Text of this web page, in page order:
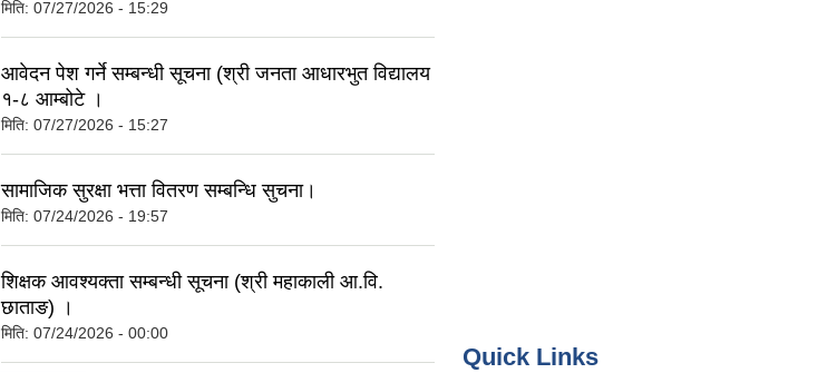
मिति: 07/27/2026 - 15:29
आवेदन पेश गर्ने सम्बन्धी सूचना (श्री जनता आधारभुत विद्यालय
१-८ आम्बोटे ।
मिति: 07/27/2026 - 15:27
सामाजिक सुरक्षा भत्ता वितरण सम्बन्धि सुचना।
मिति: 07/24/2026 - 19:57
शिक्षक आवश्यक्ता सम्बन्धी सूचना (श्री महाकाली आ.वि.
छाताङ) ।
मिति: 07/24/2026 - 00:00
Quick Links